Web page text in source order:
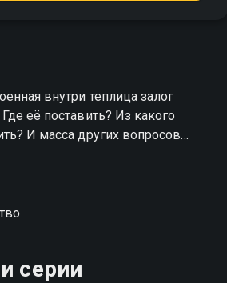
внутри теплица залог
её поставить? Из какого
И масса других вопросов
планируем такое грандиозное
серии